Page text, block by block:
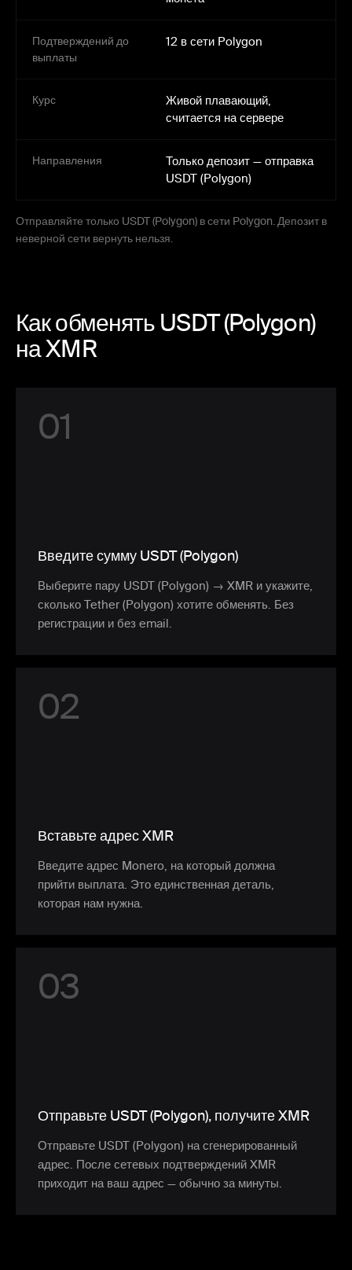
Подтверждений до
выплаты
12 в сети Polygon
Курс
Живой плавающий,
считается на сервере
Направления
Только депозит — отправка
USDT (Polygon)
Отправляйте только USDT (Polygon) в сети Polygon. Депозит в
неверной сети вернуть нельзя.
Как обменять USDT (Polygon)
на XMR
01
Введите сумму USDT (Polygon)
Выберите пару USDT (Polygon) → XMR и укажите,
сколько Tether (Polygon) хотите обменять. Без
регистрации и без email.
02
Вставьте адрес XMR
Введите адрес Monero, на который должна
прийти выплата. Это единственная деталь,
которая нам нужна.
03
Отправьте USDT (Polygon), получите XMR
Отправьте USDT (Polygon) на сгенерированный
адрес. После сетевых подтверждений XMR
приходит на ваш адрес — обычно за минуты.